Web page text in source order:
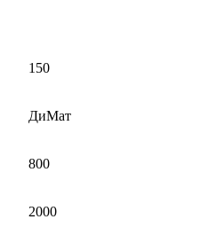
150
ДиМат
800
2000